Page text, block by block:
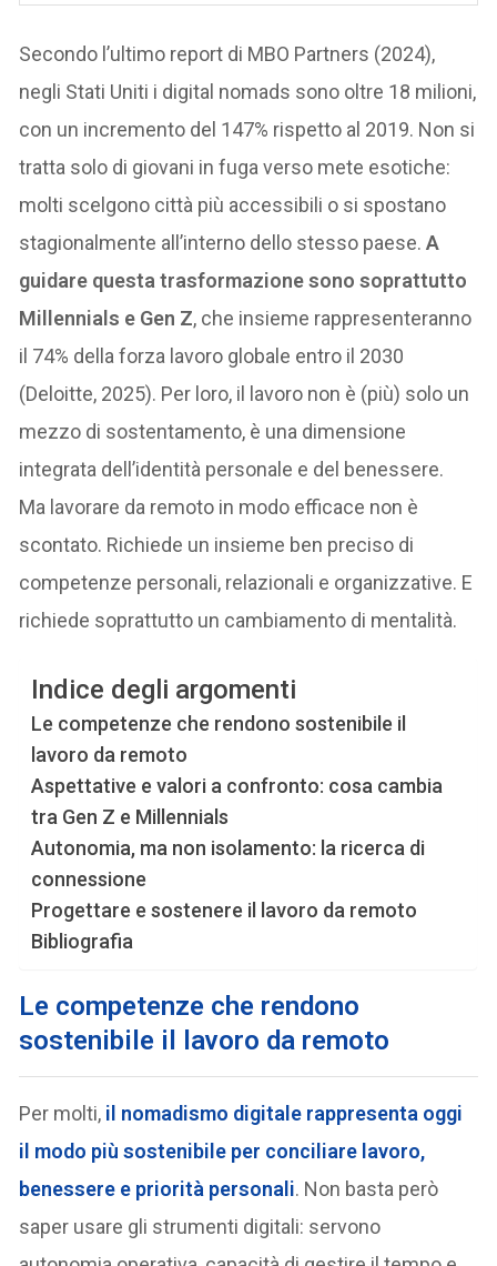
Secondo l’ultimo report di MBO Partners (2024),
negli Stati Uniti i digital nomads sono oltre 18 milioni,
con un incremento del 147% rispetto al 2019. Non si
tratta solo di giovani in fuga verso mete esotiche:
molti scelgono città più accessibili o si spostano
stagionalmente all’interno dello stesso paese. A
guidare questa trasformazione sono soprattutto
Millennials e Gen Z, che insieme rappresenteranno
il 74% della forza lavoro globale entro il 2030
(Deloitte, 2025). Per loro, il lavoro non è (più) solo un
mezzo di sostentamento, è una dimensione
integrata dell’identità personale e del benessere.
Ma lavorare da remoto in modo efficace non è
scontato. Richiede un insieme ben preciso di
competenze personali, relazionali e organizzative. E
richiede soprattutto un cambiamento di mentalità.
Indice degli argomenti
Le competenze che rendono sostenibile il
lavoro da remoto
Aspettative e valori a confronto: cosa cambia
tra Gen Z e Millennials
Autonomia, ma non isolamento: la ricerca di
connessione
Progettare e sostenere il lavoro da remoto
Bibliografia
Le competenze che rendono
sostenibile il lavoro da remoto
Per molti, il nomadismo digitale rappresenta oggi
il modo più sostenibile per conciliare lavoro,
benessere e priorità personali. Non basta però
saper usare gli strumenti digitali: servono